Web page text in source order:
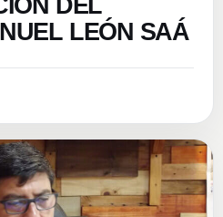
DEL
LEÓN SAÁ